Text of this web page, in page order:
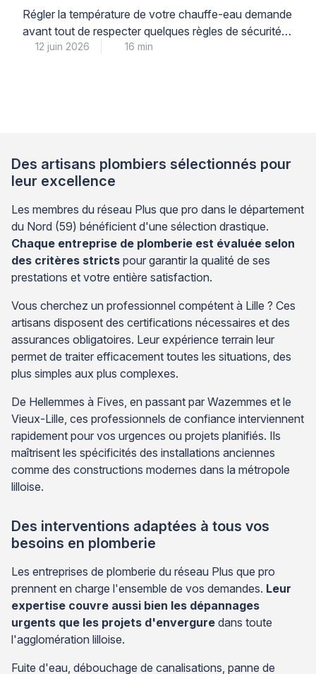
Régler la température de votre chauffe-eau demande
avant tout de respecter quelques règles de sécurité
simples, à commencer par la coupure systématique
12 juin 2026 16 min
Des artisans plombiers sélectionnés pour
leur excellence
Les membres du réseau Plus que pro dans le département
du Nord (59) bénéficient d'une sélection drastique.
Chaque entreprise de plomberie est évaluée selon
des critères stricts pour garantir la qualité de ses
prestations et votre entière satisfaction.
Vous cherchez un professionnel compétent à Lille ? Ces
artisans disposent des certifications nécessaires et des
assurances obligatoires. Leur expérience terrain leur
permet de traiter efficacement toutes les situations, des
plus simples aux plus complexes.
De Hellemmes à Fives, en passant par Wazemmes et le
Vieux-Lille, ces professionnels de confiance interviennent
rapidement pour vos urgences ou projets planifiés. Ils
maîtrisent les spécificités des installations anciennes
comme des constructions modernes dans la métropole
lilloise.
Des interventions adaptées à tous vos
besoins en plomberie
Les entreprises de plomberie du réseau Plus que pro
prennent en charge l'ensemble de vos demandes. Leur
expertise couvre aussi bien les dépannages
urgents que les projets d'envergure dans toute
l'agglomération lilloise.
Fuite d'eau, débouchage de canalisations, panne de